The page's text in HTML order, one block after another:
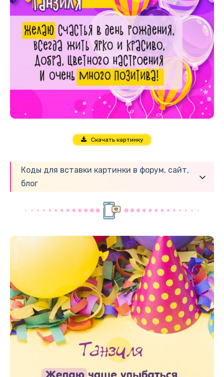
Скачать картинку
Коды для вставки картинки в форум, сайт,
блог